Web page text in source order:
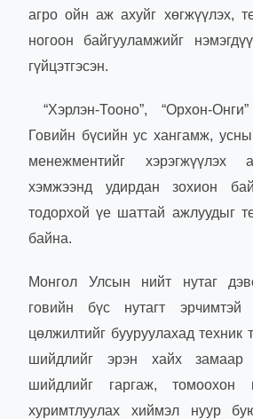
агро ойн аж ахуйг хөгжүүлэх,
ногоон байгууламжийг
гүйцэтгэсэн.
“Хэрлэн-Тооно”, “Орхон-
Говийн бүсийн ус хангамж,
менежментийг хэрэгжүүлэх
хэмжээнд удирдан зохион
тодорхой үе шаттай ажлуудыг
байна.
Монгол Улсын нийт нутаг
говийн бүс нутагт эрчимтэй
цөлжилтийг бууруулахад техник
шийдлийг эрэн хайх замаар
шийдлийг гаргаж, томоохон
хуримтлуулах хиймэл нуур